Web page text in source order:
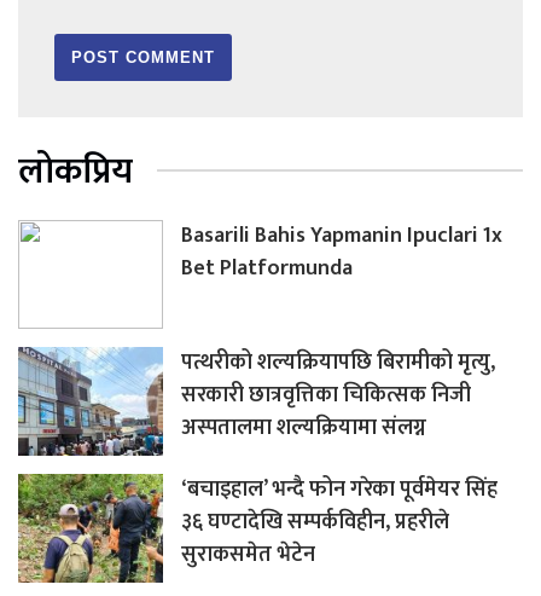
लोकप्रिय
Basarili Bahis Yapmanin Ipuclari 1x
Bet Platformunda
पत्थरीको शल्यक्रियापछि बिरामीको मृत्यु,
सरकारी छात्रवृत्तिका चिकित्सक निजी
अस्पतालमा शल्यक्रियामा संलग्न
‘बचाइहाल’ भन्दै फोन गरेका पूर्वमेयर सिंह
३६ घण्टादेखि सम्पर्कविहीन, प्रहरीले
सुराकसमेत भेटेन